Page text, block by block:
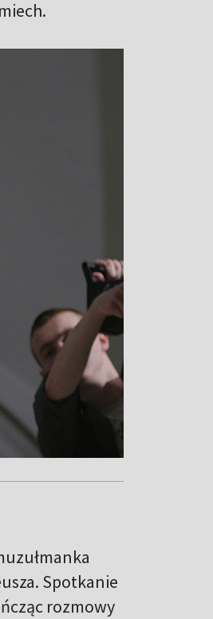
Spotkanie
rozmowy